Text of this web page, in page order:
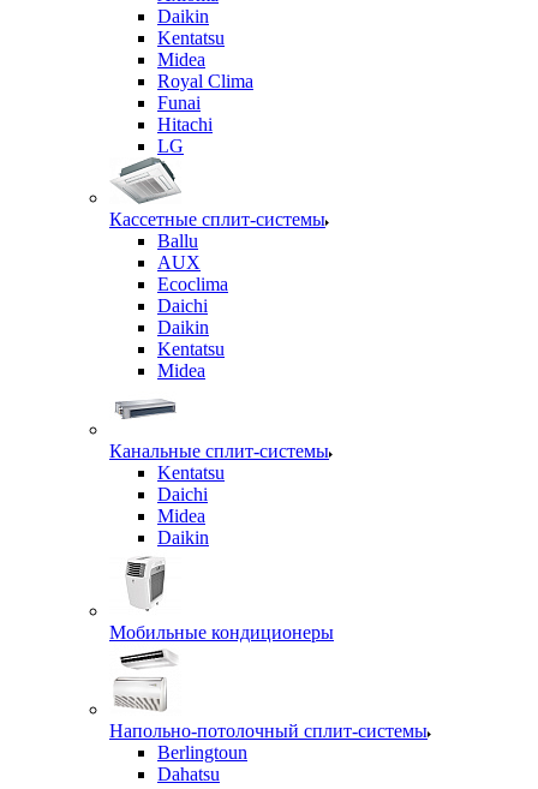
Daikin
Kentatsu
Midea
Royal Clima
Funai
Hitachi
LG
Кассетные сплит-системы
Ballu
AUX
Ecoclima
Daichi
Daikin
Kentatsu
Midea
Канальные сплит-системы
Kentatsu
Daichi
Midea
Daikin
Мобильные кондиционеры
Напольно-потолочный сплит-системы
Berlingtoun
Dahatsu